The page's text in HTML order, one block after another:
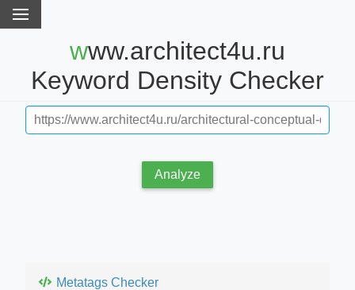
www.architect4u.ru
Keyword Density Checker
Analyze
Metatags Checker